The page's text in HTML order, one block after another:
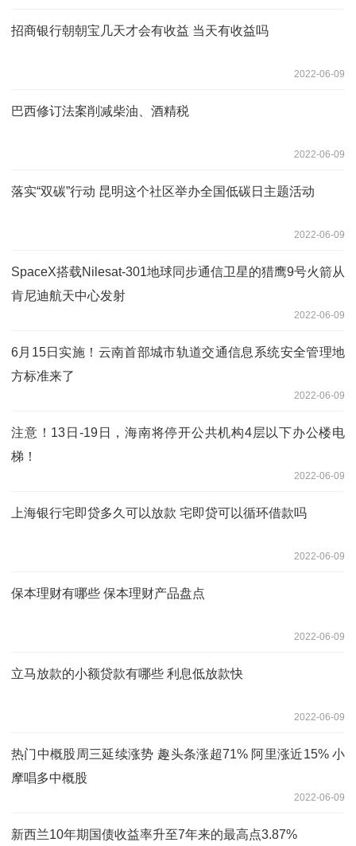
招商银行朝朝宝几天才会有收益 当天有收益吗
2022-06-09
巴西修订法案削减柴油、酒精税
2022-06-09
落实“双碳”行动 昆明这个社区举办全国低碳日主题活动
2022-06-09
SpaceX搭载Nilesat-301地球同步通信卫星的猎鹰9号火箭从
肯尼迪航天中心发射
2022-06-09
6月15日实施！云南首部城市轨道交通信息系统安全管理地
方标准来了
2022-06-09
注意！13日-19日，海南将停开公共机构4层以下办公楼电
梯！
2022-06-09
上海银行宅即贷多久可以放款 宅即贷可以循环借款吗
2022-06-09
保本理财有哪些 保本理财产品盘点
2022-06-09
立马放款的小额贷款有哪些 利息低放款快
2022-06-09
热门中概股周三延续涨势 趣头条涨超71% 阿里涨近15% 小
摩唱多中概股
2022-06-09
新西兰10年期国债收益率升至7年来的最高点3.87%